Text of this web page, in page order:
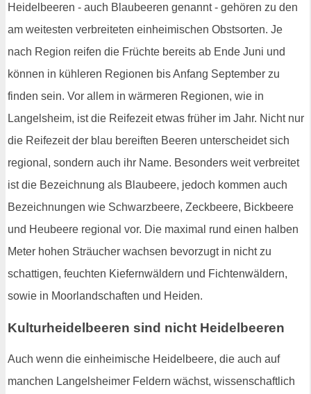
Heidelbeeren - auch Blaubeeren genannt - gehören zu den
am weitesten verbreiteten einheimischen Obstsorten. Je
nach Region reifen die Früchte bereits ab Ende Juni und
können in kühleren Regionen bis Anfang September zu
finden sein. Vor allem in wärmeren Regionen, wie in
Langelsheim, ist die Reifezeit etwas früher im Jahr. Nicht nur
die Reifezeit der blau bereiften Beeren unterscheidet sich
regional, sondern auch ihr Name. Besonders weit verbreitet
ist die Bezeichnung als Blaubeere, jedoch kommen auch
Bezeichnungen wie Schwarzbeere, Zeckbeere, Bickbeere
und Heubeere regional vor. Die maximal rund einen halben
Meter hohen Sträucher wachsen bevorzugt in nicht zu
schattigen, feuchten Kiefernwäldern und Fichtenwäldern,
sowie in Moorlandschaften und Heiden.
Kulturheidelbeeren sind nicht Heidelbeeren
Auch wenn die einheimische Heidelbeere, die auch auf
manchen Langelsheimer Feldern wächst, wissenschaftlich